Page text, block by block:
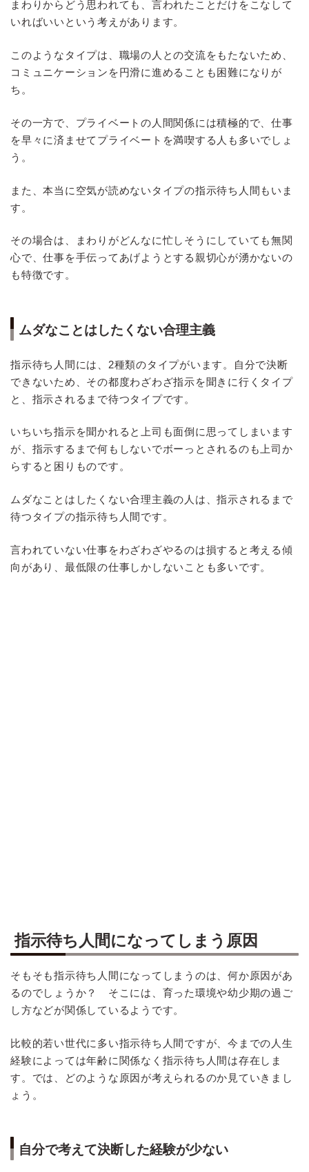
まわりからどう思われても、言われたことだけをこなして
いればいいという考えがあります。
このようなタイプは、職場の人との交流をもたないため、
コミュニケーションを円滑に進めることも困難になりが
ち。
その一方で、プライベートの人間関係には積極的で、仕事
を早々に済ませてプライベートを満喫する人も多いでしょ
う。
また、本当に空気が読めないタイプの指示待ち人間もいま
す。
その場合は、まわりがどんなに忙しそうにしていても無関
心で、仕事を手伝ってあげようとする親切心が湧かないの
も特徴です。
ムダなことはしたくない合理主義
指示待ち人間には、2種類のタイプがいます。自分で決断
できないため、その都度わざわざ指示を聞きに行くタイプ
と、指示されるまで待つタイプです。
いちいち指示を聞かれると上司も面倒に思ってしまいます
が、指示するまで何もしないでボーっとされるのも上司か
らすると困りものです。
ムダなことはしたくない合理主義の人は、指示されるまで
待つタイプの指示待ち人間です。
言われていない仕事をわざわざやるのは損すると考える傾
向があり、最低限の仕事しかしないことも多いです。
指示待ち人間になってしまう原因
そもそも指示待ち人間になってしまうのは、何か原因があ
るのでしょうか？ そこには、育った環境や幼少期の過ご
し方などが関係しているようです。
比較的若い世代に多い指示待ち人間ですが、今までの人生
経験によっては年齢に関係なく指示待ち人間は存在しま
す。では、どのような原因が考えられるのか見ていきまし
ょう。
自分で考えて決断した経験が少ない